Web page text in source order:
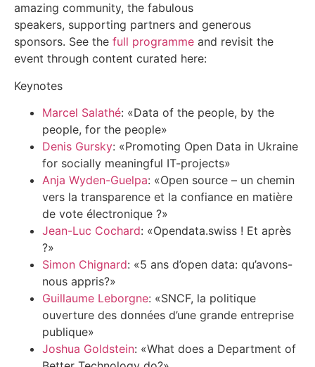
amazing community, the fabulous
speakers, supporting partners and generous
sponsors. See the full programme and revisit the
event through content curated here:
Keynotes
Marcel Salathé: «Data of the people, by the
people, for the people»
Denis Gursky: «Promoting Open Data in Ukraine
for socially meaningful IT-projects»
Anja Wyden-Guelpa: «Open source – un chemin
vers la transparence et la confiance en matière
de vote électronique ?»
Jean-Luc Cochard: «Opendata.swiss ! Et après
?»
Simon Chignard: «5 ans d’open data: qu’avons-
nous appris?»
Guillaume Leborgne: «SNCF, la politique
ouverture des données d’une grande entreprise
publique»
Joshua Goldstein: «What does a Department of